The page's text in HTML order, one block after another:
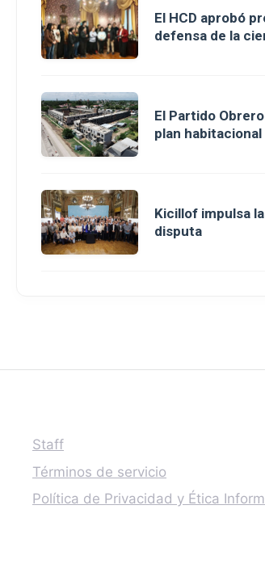
El HCD aprobó
defensa de la
El Partido
plan
Kicillof impulsa
disputa
Staff
Términos de servicio
Política de Privacidad y Ética